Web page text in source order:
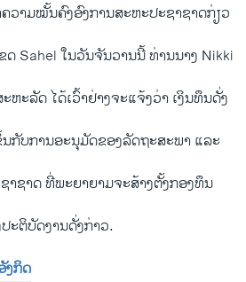
ວາມໝັ້ນຄົງອົງການ​ສະຫະ​ປະຊາ​ຊາດກ່ຽວ
Sahel ​ໃນ​ວັນ​ຈັນ​ວານ​ນີ້ ທ່ານ​ນາງ Nikki
ະລັດ ໄດ້ເວົ້າ​ຢ່າງ​ຈະ​ແຈ້ງວ່າ ​ເງິນ​ທຶນ​ດັ່ງ
ກັບ​ການ​ອະນຸມັດ​ຂອງ​ລັດຖະສະພາ ​ແລະ​
ຊາດ ທີ່​ພະຍາຍາມ​ຈະ​ສ້າງຕັ້ງກອງ​ທຶນ
ະຕິບັດ​ງານ​ດັ່ງກ່າວ.
ງກິດ